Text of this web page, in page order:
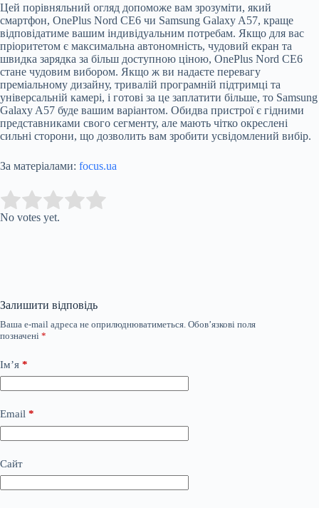
Цей порівняльний огляд допоможе вам зрозуміти, який
смартфон, OnePlus Nord CE6 чи Samsung Galaxy A57, краще
відповідатиме вашим індивідуальним потребам. Якщо для вас
пріоритетом є максимальна автономність, чудовий екран та
швидка зарядка за більш доступною ціною, OnePlus Nord CE6
стане чудовим вибором. Якщо ж ви надаєте перевагу
преміальному дизайну, тривалій програмній підтримці та
універсальній камері, і готові за це заплатити більше, то Samsung
Galaxy A57 буде вашим варіантом. Обидва пристрої є гідними
представниками свого сегменту, але мають чітко окреслені
сильні сторони, що дозволить вам зробити усвідомлений вибір.
За матеріалами: focus.ua
Rate this item:
No votes yet.
Залишити відповідь
Ваша e-mail адреса не оприлюднюватиметься. Обов’язкові поля
позначені *
Ім’я *
Email *
Сайт